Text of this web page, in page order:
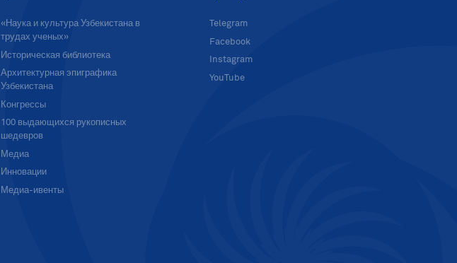
«Наука и культура Узбекистана в
трудах ученых»
Историческая библиотека
Архитектурная эпиграфика
Узбекистана
Конгрессы
100 выдающихся рукописных
шедевров
Медиа
Инновации
Медиа-ивенты
Telegram
Facebook
Instagram
YouTube